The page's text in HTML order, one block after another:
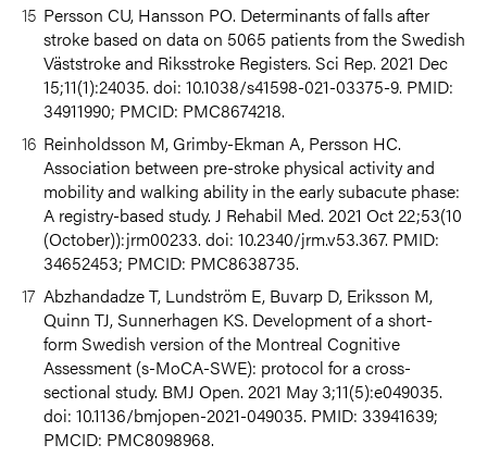
Persson CU, Hansson PO. Determinants of falls after
stroke based on data on 5065 patients from the Swedish
Väststroke and Riksstroke Registers. Sci Rep. 2021 Dec
15;11(1):24035. doi: 10.1038/s41598-021-03375-9. PMID:
34911990; PMCID: PMC8674218.
Reinholdsson M, Grimby-Ekman A, Persson HC.
Association between pre-stroke physical activity and
mobility and walking ability in the early subacute phase:
A registry-based study. J Rehabil Med. 2021 Oct 22;53(10
(October)):jrm00233. doi: 10.2340/jrm.v53.367. PMID:
34652453; PMCID: PMC8638735.
Abzhandadze T, Lundström E, Buvarp D, Eriksson M,
Quinn TJ, Sunnerhagen KS. Development of a short-
form Swedish version of the Montreal Cognitive
Assessment (s-MoCA-SWE): protocol for a cross-
sectional study. BMJ Open. 2021 May 3;11(5):e049035.
doi: 10.1136/bmjopen-2021-049035. PMID: 33941639;
PMCID: PMC8098968.